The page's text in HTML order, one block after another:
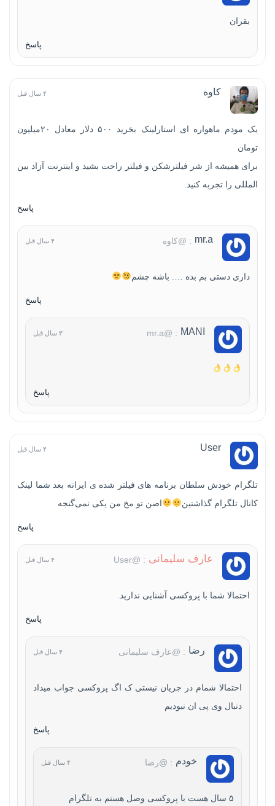
بقران
پاسخ
کاوه ۴ سال قبل
یک مودم ماهواره ای استارلینک بخرید ۵۰۰ دلار معادل ۲۰میلیون
تومان
برای همیشه از شر فیلترشکن و فیلتر راحت بشید و اینترنت آزاد بین
المللی را تجربه کنید.
پاسخ
mr.a : @کاوه ۴ سال قبل
داری دستی بم بده …. باشه چشم
پاسخ
MANI
: @mr.a ۳ سال قبل
پاسخ
User ۴ سال قبل
تلگرام خودش سلطان برنامه های فیلتر شده ی ایرانه بعد شما لینک
کانال تلگرام گذاشتین
اصن تو مخ من یکی نمی‌گنجه
پاسخ
عارف سلیمانی : @User ۴ سال قبل
احتمالا شما با پروکسی آشنایی ندارید.
پاسخ
رضا : @عارف سلیمانی ۴ سال قبل
احتمالا شمام در جریان نیستی ک اگ پروکسی جواب میداد
دنبال وی پی ان نبودیم
پاسخ
خودم : @رضا ۴ سال قبل
۵ سال هست با پروکسی وصل هستم به تلگرام